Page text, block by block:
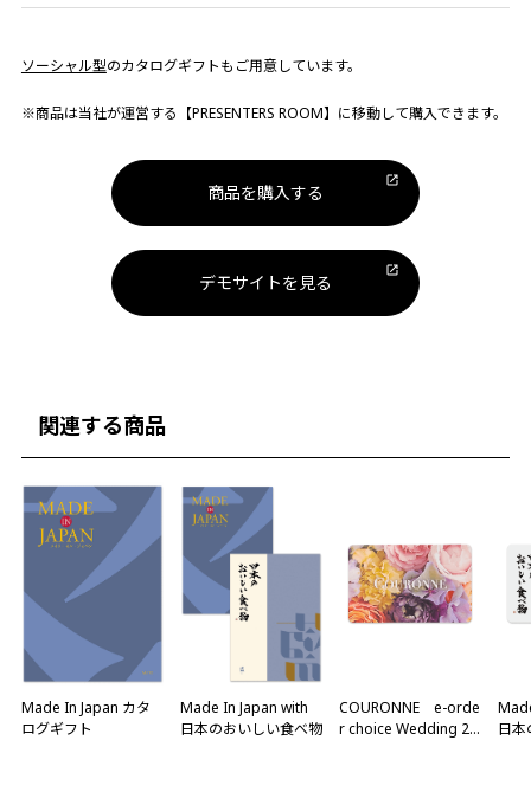
ソーシャル型のカタログギフトもご用意しています。
※商品は当社が運営する【PRESENTERS ROOM】に移動して購入できます。
商品を購入する
デモサイトを見る
関連する商品
Made In Japan カタ
ログギフト
Made In Japan with
日本のおいしい食べ物
COURONNE e-orde
r choice Wedding 2
日本